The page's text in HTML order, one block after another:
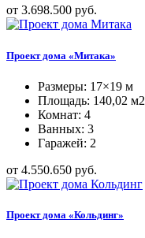
от 3.698.500 руб.
Проект дома «Митака»
Размеры: 17×19 м
Площадь: 140,02 м2
Комнат: 4
Ванных: 3
Гаражей: 2
от 4.550.650 руб.
Проект дома «Кольдинг»